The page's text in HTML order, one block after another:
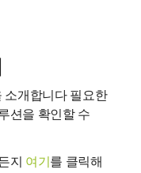
소개합니다필요한
션을 확인할 수
지 여기 를 클릭해